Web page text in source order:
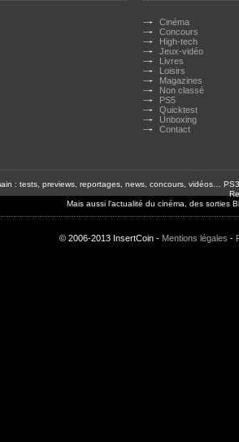
Cinéma
Concours
High-tech
Jeux-vidéo
Livres
Loisirs
Magazines
Non classé
PS5
Quicktest
Unboxing
Contact
: tests, previews, reportages, news, concours, vidéos…
Mais aussi l'actualité du cinéma, des sorties
© 2006-2013 InsertCoin - Mentions légales -